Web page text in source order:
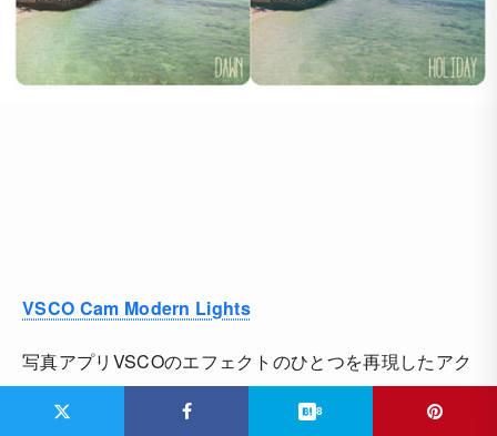
VSCO Cam Modern Lights
写真アプリVSCOのエフェクトのひとつを再現したアク
8